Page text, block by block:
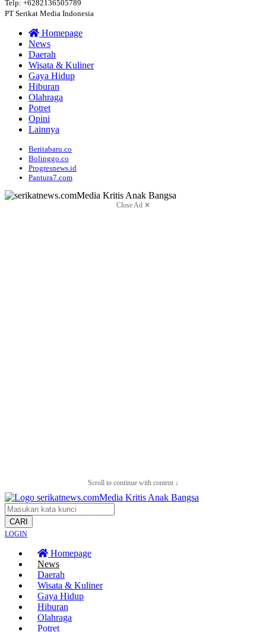
Telp: +6282136505789
PT Serikat Media Indonesia
Homepage
News
Daerah
Wisata & Kuliner
Gaya Hidup
Hiburan
Olahraga
Potret
Opini
Lainnya
Beritabaru.co
Bolinggo.co
Progresnews.id
Pantura7.com
Close Ad ✕
Scroll to continue with content ↓
CARI
LOGIN
Homepage
News
Daerah
Wisata & Kuliner
Gaya Hidup
Hiburan
Olahraga
Potret